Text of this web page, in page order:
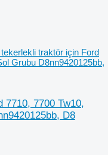
traktör için Ford
Grubu D8nn9420125bb,
7710, 7700 Tw10,
D8